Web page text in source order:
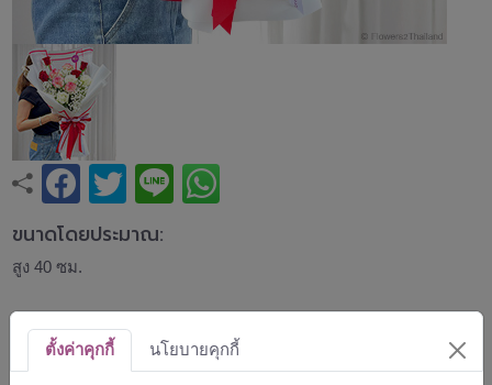
ขนาดโดยประมาณ:
สูง 40 ซม.
ช่อกุหลาบโทนแดง ชมพู และขาว จัดอย่างลงตัวพร้อมดอก
ยิปโซสีขาว เพิ่มความโดดเด่นด้วยโทนสีหวานโรแมนติก สื่อถึง
ความรัก ความห่วงใย และคำอวยพรจากใจ เหมาะสำหรับวัน
ตั้งค่าคุกกี้ นโยบายคุกกี้